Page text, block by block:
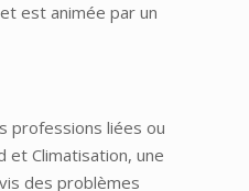
est animée par un
professions liées ou
et Climatisation, une
des problèmes